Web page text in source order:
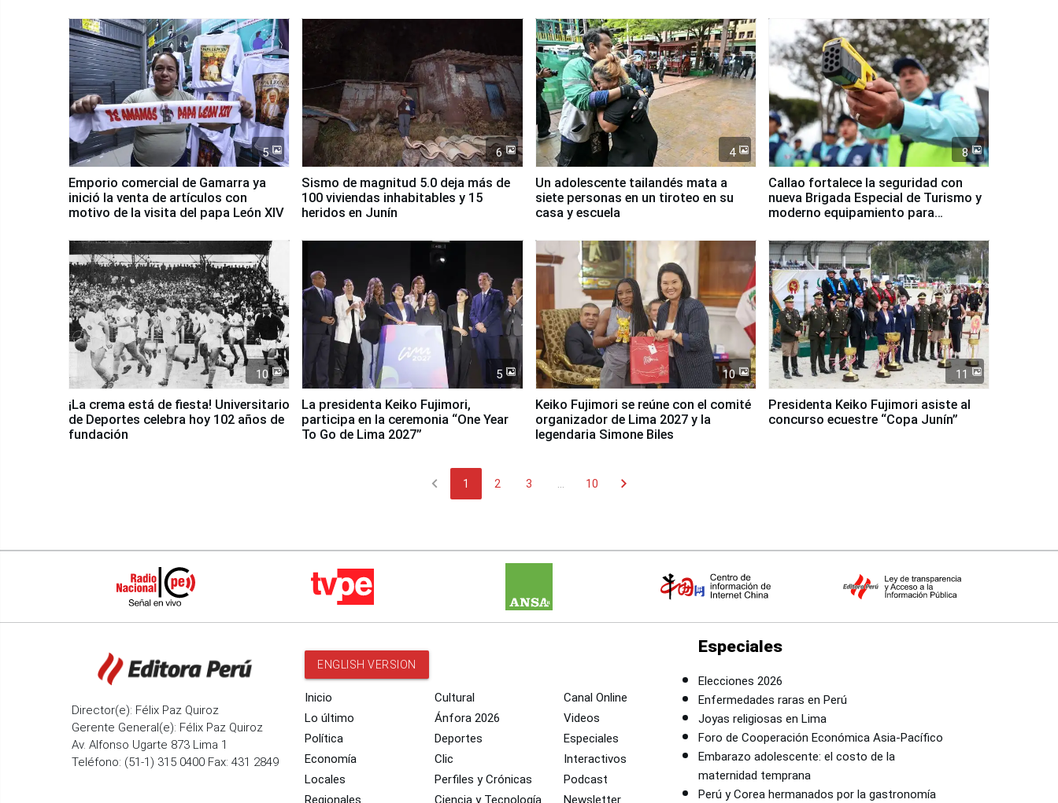
5
Emporio comercial de Gamarra ya
inició la venta de artículos con
motivo de la visita del papa León XIV
6
Sismo de magnitud 5.0 deja más de
100 viviendas inhabitables y 15
heridos en Junín
4
Un adolescente tailandés mata a
siete personas en un tiroteo en su
casa y escuela
8
Callao fortalece la seguridad con
nueva Brigada Especial de Turismo y
moderno equipamiento para
10
¡La crema está de fiesta! Universitario
de Deportes celebra hoy 102 años de
fundación
5
La presidenta Keiko Fujimori,
participa en la ceremonia “One Year
To Go de Lima 2027”
10
Keiko Fujimori se reúne con el comité
organizador de Lima 2027 y la
legendaria Simone Biles
11
Presidenta Keiko Fujimori asiste al
concurso ecuestre “Copa Junín”
chevron_left 1 2 3 10 chevron_right
Director(e): Félix Paz Quiroz
Gerente General(e): Félix Paz Quiroz
Av. Alfonso Ugarte 873 Lima 1
Teléfono: (51-1) 315 0400 Fax: 431 2849
ENGLISH VERSION
Inicio
Lo último
Política
Economía
Locales
Regionales
Cultural
Ánfora 2026
Deportes
Clic
Perfiles y Crónicas
Ciencia y Tecnología
Canal Online
Videos
Especiales
Interactivos
Podcast
Newsletter
Especiales
Elecciones 2026
Enfermedades raras en Perú
Joyas religiosas en Lima
Foro de Cooperación Económica Asia-Pacífico
Embarazo adolescente: el costo de la
maternidad temprana
Perú y Corea hermanados por la gastronomía